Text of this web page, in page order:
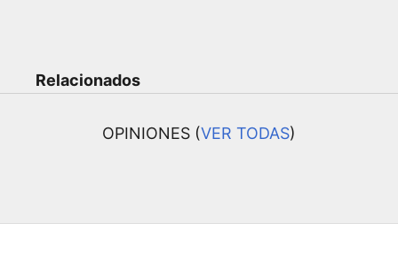
Relacionados
OPINIONES (VER TODAS)